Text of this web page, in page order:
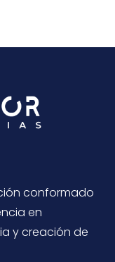
conformado
en
y creación de